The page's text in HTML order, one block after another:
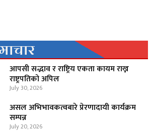
आपसी सद्भाव र राष्ट्रिय एकता कायम राख्न
राष्ट्रपतिको अपिल
July 30, 2026
असल अभिभावकत्वबारे प्रेरणादायी कार्यक्रम
सम्पन्न
July 20, 2026